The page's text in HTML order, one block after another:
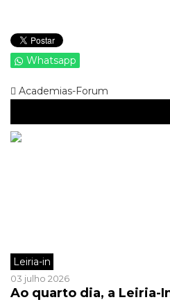
Whatsapp
Academias-Forum
Leiria-in
03 julho 2026
Ao quarto dia, a Leiria-